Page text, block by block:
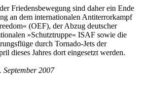
Friedensbewegung sind daher ein Ende
an dem internationalen Antiterrorkampf
(OEF), der Abzug deutscher
»Schutztruppe« ISAF sowie die
durch Tornado-Jets der
dieses Jahres dort eingesetzt werden.
September 2007